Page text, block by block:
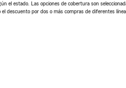
el estado. Las opciones de cobertura son
descuento por dos o más compras de diferentes